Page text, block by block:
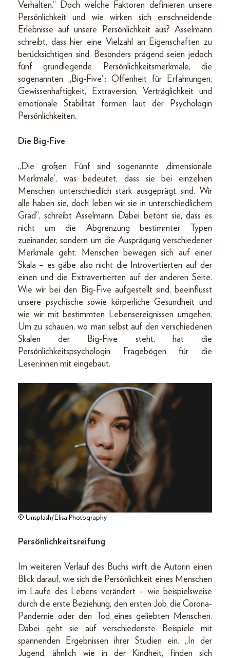
Verhalten.“ Doch welche Faktoren definieren unsere
Persönlichkeit und wie wirken sich einschneidende
Erlebnisse auf unsere Persönlichkeit aus? Asselmann
schreibt, dass hier eine Vielzahl an Eigenschaften zu
berücksichtigen sind. Besonders prägend seien jedoch
fünf grundlegende Persönlichkeitsmerkmale, die
sogenannten „Big-Five“: Offenheit für Erfahrungen,
Gewissenhaftigkeit, Extraversion, Verträglichkeit und
emotionale Stabilität formen laut der Psychologin
Persönlichkeiten.
Die Big-Five
„Die großen Fünf sind sogenannte ‚dimensionale
Merkmale‘, was bedeutet, dass sie bei einzelnen
Menschen unterschiedlich stark ausgeprägt sind. Wir
alle haben sie, doch leben wir sie in unterschiedlichem
Grad“, schreibt Asselmann. Dabei betont sie, dass es
nicht um die Abgrenzung bestimmter Typen
zueinander, sondern um die Ausprägung verschiedener
Merkmale geht. Menschen bewegen sich auf einer
Skala – es gäbe also nicht die Introvertierten auf der
einen und die Extravertierten auf der anderen Seite.
Wie wir bei den Big-Five aufgestellt sind, beeinflusst
unsere psychische sowie körperliche Gesundheit und
wie wir mit bestimmten Lebensereignissen umgehen.
Um zu schauen, wo man selbst auf den verschiedenen
Skalen der Big-Five steht, hat die
Persönlichkeitspsychologin Fragebögen für die
Leser:innen mit eingebaut.
© Unsplash/Elisa Photography
Persönlichkeitsreifung
Im weiteren Verlauf des Buchs wirft die Autorin einen
Blick darauf, wie sich die Persönlichkeit eines Menschen
im Laufe des Lebens verändert – wie beispielsweise
durch die erste Beziehung, den ersten Job, die Corona-
Pandemie oder den Tod eines geliebten Menschen.
Dabei geht sie auf verschiedenste Beispiele mit
spannenden Ergebnissen ihrer Studien ein. „In der
Jugend, ähnlich wie in der Kindheit, finden sich